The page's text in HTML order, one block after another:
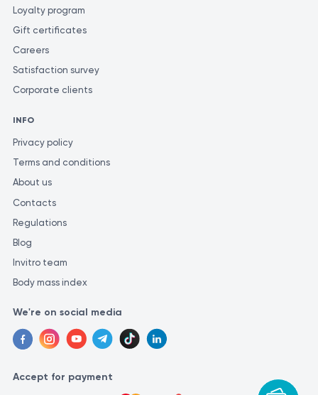
Loyalty program
Gift certificates
Careers
Satisfaction survey
Corporate clients
INFO
Privacy policy
Terms and conditions
About us
Contacts
Regulations
Blog
Invitro team
Body mass index
We're on social media
Accept for payment